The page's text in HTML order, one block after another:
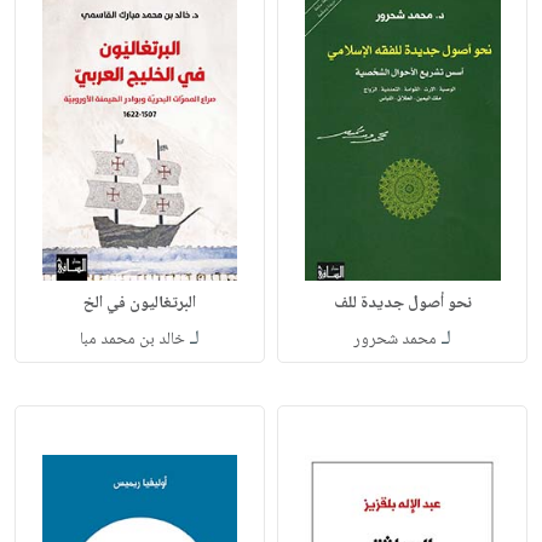
نحو أصول جديدة للف
لـ محمد شحرور
البرتغاليون في الخ
لـخالد بن محمد مبا